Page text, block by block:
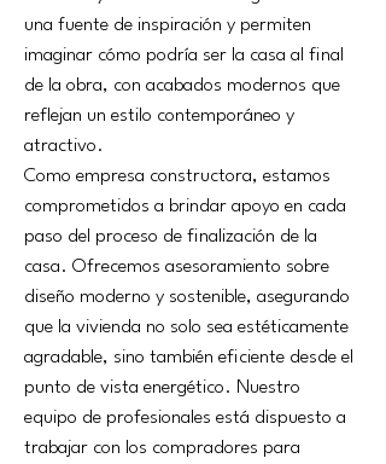
una fuente de inspiración y permiten
imaginar cómo podría ser la casa al final
de la obra, con acabados modernos que
reflejan un estilo contemporáneo y
atractivo.
Como empresa constructora, estamos
comprometidos a brindar apoyo en cada
paso del proceso de finalización de la
casa. Ofrecemos asesoramiento sobre
diseño moderno y sostenible, asegurando
que la vivienda no solo sea estéticamente
agradable, sino también eficiente desde el
punto de vista energético. Nuestro
equipo de profesionales está dispuesto a
trabajar con los compradores para